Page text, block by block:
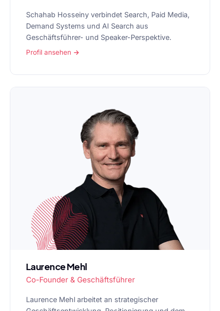
Schahab Hosseiny verbindet Search, Paid Media,
Demand Systems und AI Search aus
Geschäftsführer- und Speaker-Perspektive.
Profil ansehen →
Laurence Mehl
Co-Founder & Geschäftsführer
Laurence Mehl arbeitet an strategischer